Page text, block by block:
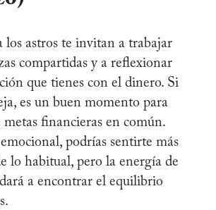
los astros te invitan a trabajar
compartidas y a reflexionar
que tienes con el dinero. Si
es un buen momento para
metas financieras en común.
podrías sentirte más
lo habitual, pero la energía de
a encontrar el equilibrio